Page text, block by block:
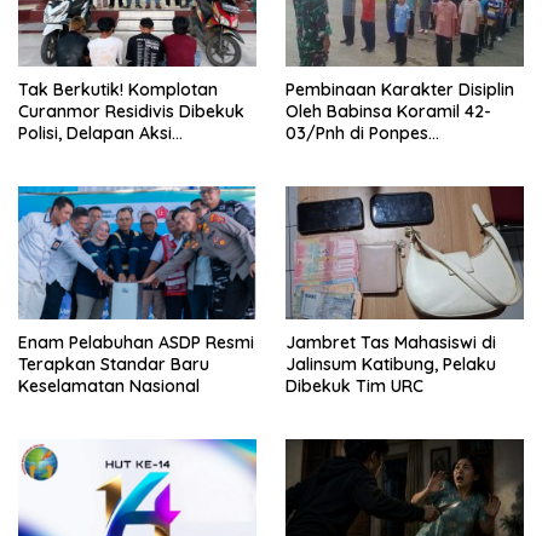
Tak Berkutik! Komplotan
Curanmor Residivis Dibekuk
Polisi, Delapan Aksi
Pembinaan Karakter Disiplin
Oleh Babinsa Koramil 42-
03/Pnh di Ponpes
Enam Pelabuhan ASDP Resmi
Terapkan Standar Baru
Keselamatan Nasional
Jambret Tas Mahasiswi di
Jalinsum Katibung, Pelaku
Dibekuk Tim URC